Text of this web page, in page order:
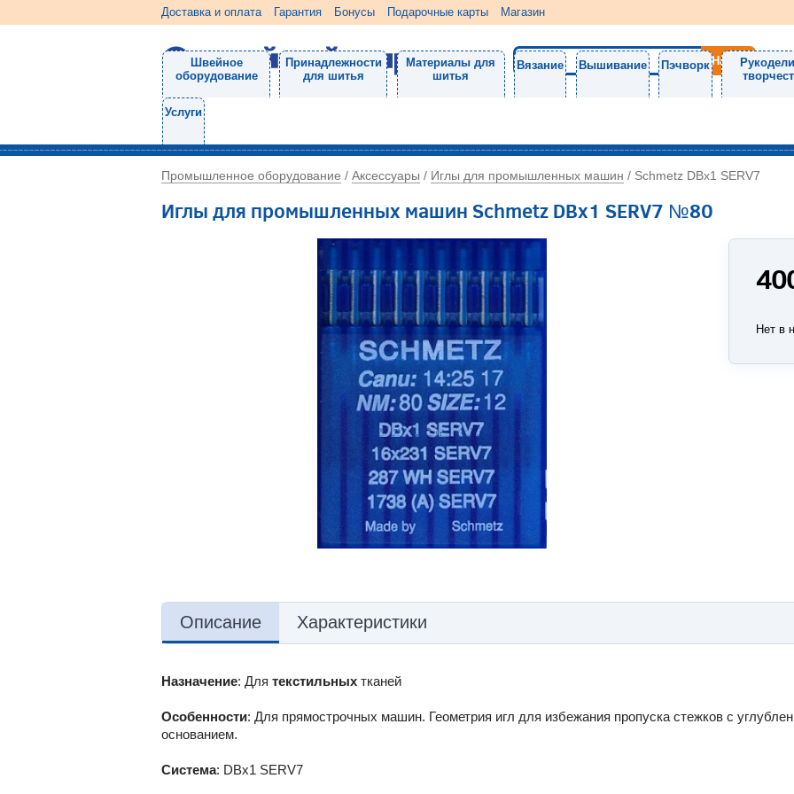
Доставка и оплата Гарантия Бонусы Подарочные карты Магазин
Швейное
оборудование
Принадлежности
для шитья
Материалы для
шитья
Вязание Вышивание Пэчворк
Услуги
Промышленное оборудование / Аксессуары / Иглы для промышленных машин / Schmetz DBx1 SERV7
Иглы для промышленных машин Schmetz DBx1 SERV7 №80
Нет в
Описание Характеристики
Назначение: Для текстильных тканей
Особенности: Для прямострочных машин. Геометрия игл для избежания пропуска стежков с
основанием.
Система: DBx1 SERV7